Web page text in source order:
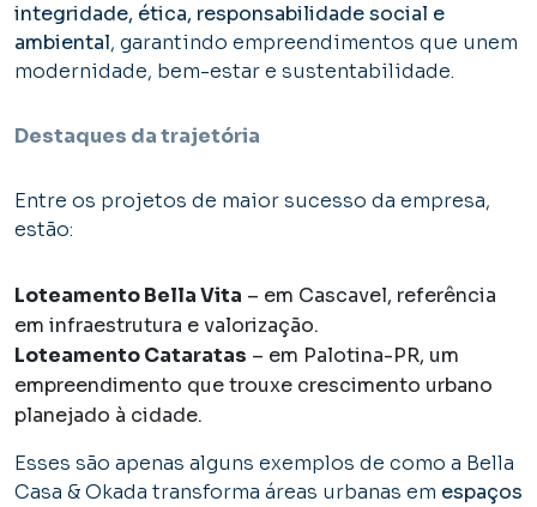
integridade, ética, responsabilidade social e
ambiental, garantindo empreendimentos que unem
modernidade, bem-estar e sustentabilidade.
Destaques da trajetória
Entre os projetos de maior sucesso da empresa,
estão:
Loteamento Bella Vita – em Cascavel, referência
em infraestrutura e valorização.
Loteamento Cataratas – em Palotina-PR, um
empreendimento que trouxe crescimento urbano
planejado à cidade.
Esses são apenas alguns exemplos de como a Bella
Casa & Okada transforma áreas urbanas em espaços